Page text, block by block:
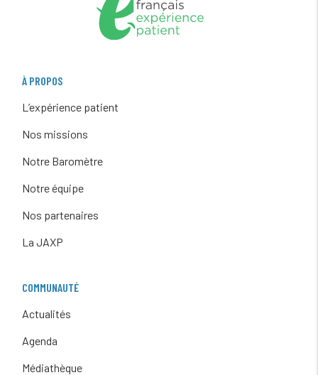
À PROPOS
L’expérience patient
Nos missions
Notre Baromètre
Notre équipe
Nos partenaires
La JAXP
COMMUNAUTÉ
Actualités
Agenda
Médiathèque